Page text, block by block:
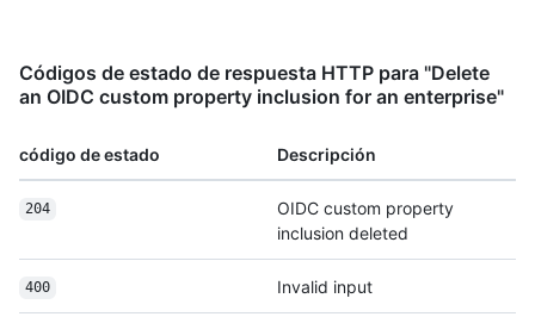
Códigos de estado de respuesta HTTP para "Delete
an OIDC custom property inclusion for an enterprise"
código de estado Descripción
204
OIDC custom property
inclusion deleted
400 Invalid input